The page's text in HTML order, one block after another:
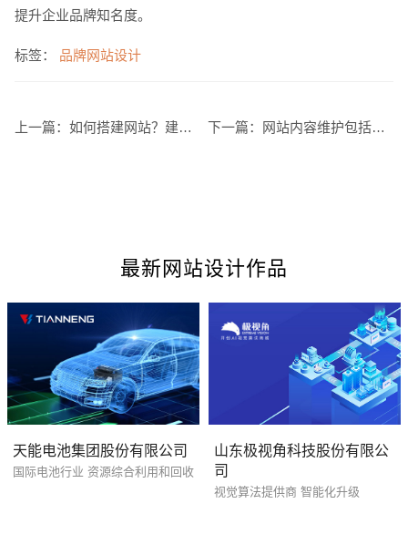
提升企业品牌知名度。
标签： 品牌网站设计
上一篇： 如何搭建网站？建设网站步骤介绍 下一篇： 网站内容维护包括哪些方面？
最新网站设计作品
天能电池集团股份有限公司
国际电池行业 资源综合利用和回收
山东极视角科技股份有限公
司
视觉算法提供商 智能化升级
电商及系统平台开发
您的预算 3万-5万 5万-8万